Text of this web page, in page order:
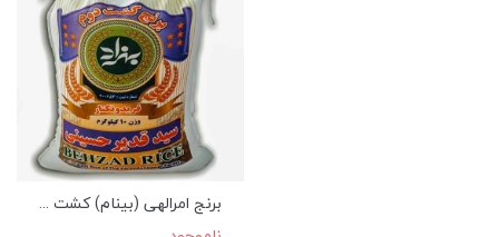
برنج امرالهی (بینام) کشت ...